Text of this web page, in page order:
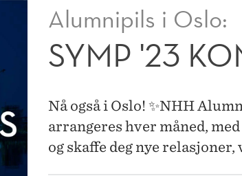
Alumnipils i Oslo:
SYMP '23
Nå også i Oslo! ✨NHH
arrangeres hver måned,
og skaffe deg nye